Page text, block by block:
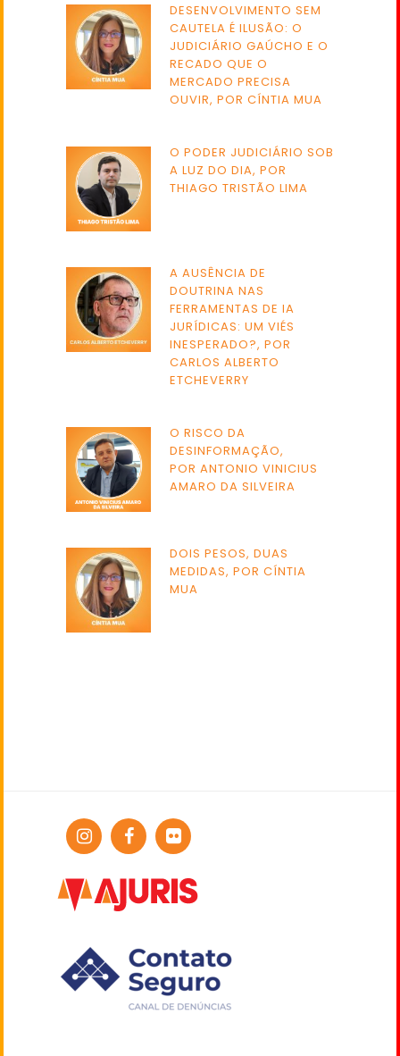
DESENVOLVIMENTO SEM
CAUTELA É ILUSÃO: O
JUDICIÁRIO GAÚCHO E O
RECADO QUE O
MERCADO PRECISA
OUVIR, POR CÍNTIA MUA
O PODER JUDICIÁRIO SOB
A LUZ DO DIA, POR
THIAGO TRISTÃO LIMA
A AUSÊNCIA DE
DOUTRINA NAS
FERRAMENTAS DE IA
JURÍDICAS: UM VIÉS
INESPERADO?, POR
CARLOS ALBERTO
ETCHEVERRY
O RISCO DA
DESINFORMAÇÃO,
POR ANTONIO VINICIUS
AMARO DA SILVEIRA
DOIS PESOS, DUAS
MEDIDAS, POR CÍNTIA
MUA